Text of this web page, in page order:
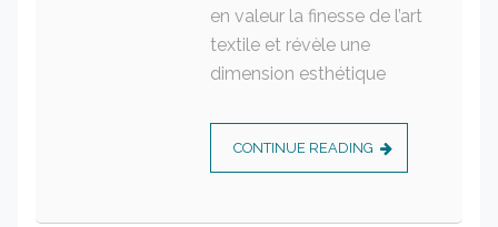
en valeur la finesse de l’art
textile et révèle une
dimension esthétique
CONTINUE READING